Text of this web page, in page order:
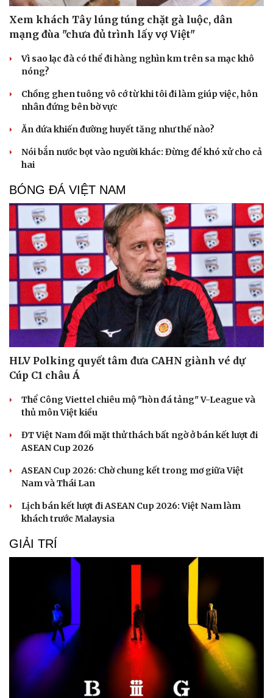
Sức khỏe
Cây thuốc
Sản phụ khoa
Nam khoa
Làm đẹp - giảm cân
Blog
Xem khách Tây lúng túng chặt gà luộc, dân
mạng đùa "chưa đủ trình lấy vợ Việt"
Vì sao lạc đà có thể đi hàng nghìn km trên sa mạc khô
nóng?
Chồng ghen tuông vô cớ từ khi tôi đi làm giúp việc, hôn
nhân đứng bên bờ vực
Ăn dứa khiến đường huyết tăng như thế nào?
Nói bắn nước bọt vào người khác: Đừng để khó xử cho cả
hai
BÓNG ĐÁ VIỆT NAM
HLV Polking quyết tâm đưa CAHN giành vé dự
Cúp C1 châu Á
Thể Công Viettel chiêu mộ "hòn đá tảng" V-League và
thủ môn Việt kiều
ĐT Việt Nam đối mặt thử thách bất ngờ ở bán kết lượt đi
ASEAN Cup 2026
ASEAN Cup 2026: Chờ chung kết trong mơ giữa Việt
Nam và Thái Lan
Lịch bán kết lượt đi ASEAN Cup 2026: Việt Nam làm
khách trước Malaysia
GIẢI TRÍ